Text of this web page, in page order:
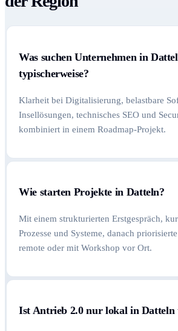
Was suchen Unternehmen in
typischerweise?
Klarheit bei Digitalisierung, belastbare
Insellösungen, technisches SEO und
kombiniert in einem Roadmap-Projekt.
Wie starten Projekte in Datteln?
Mit einem strukturierten Erstgespräch,
Prozesse und Systeme, danach
remote oder mit Workshop vor Ort.
Ist Antrieb 2.0 nur lokal in Datteln